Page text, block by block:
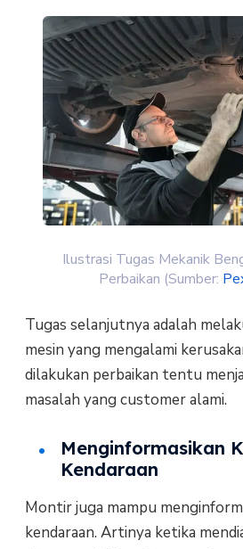
Ilustrasi Tugas Mekanik
Perbaikan (Sumber:
Tugas selanjutnya adalah
mesin yang mengalami
dilakukan perbaikan tentu
masalah yang customer alami.
Menginformasikan
Kendaraan
Montir juga mampu
kendaraan. Artinya ketika